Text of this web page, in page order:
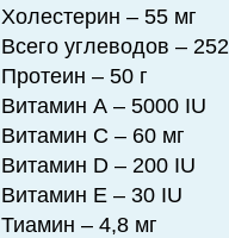
Холестерин – 55 мг
Всего углеводов –
Протеин – 50 г
Витамин А – 5000 IU
Витамин С – 60 мг
Витамин D – 200 IU
Витамин Е – 30 IU
Тиамин – 4,8 мг